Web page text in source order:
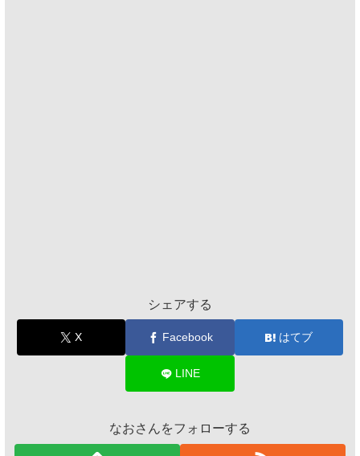
シェアする
X Facebook はてブ
LINE
なおさんをフォローする